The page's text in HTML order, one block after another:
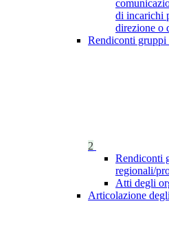
di incarichi
direzione o
Rendiconti
2
Rendiconti
regionali/
Atti degli
Articolazione